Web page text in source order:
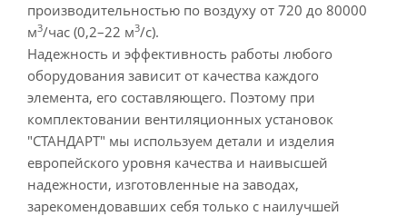
производительностью по воздуху от 720 до 80000
м3/час (0,2–22 м3/с).
Надежность и эффективность работы любого
оборудования зависит от качества каждого
элемента, его составляющего. Поэтому при
комплектовании вентиляционных установок
"СТАНДАРТ" мы используем детали и изделия
европейского уровня качества и наивысшей
надежности, изготовленные на заводах,
зарекомендовавших себя только с наилучшей